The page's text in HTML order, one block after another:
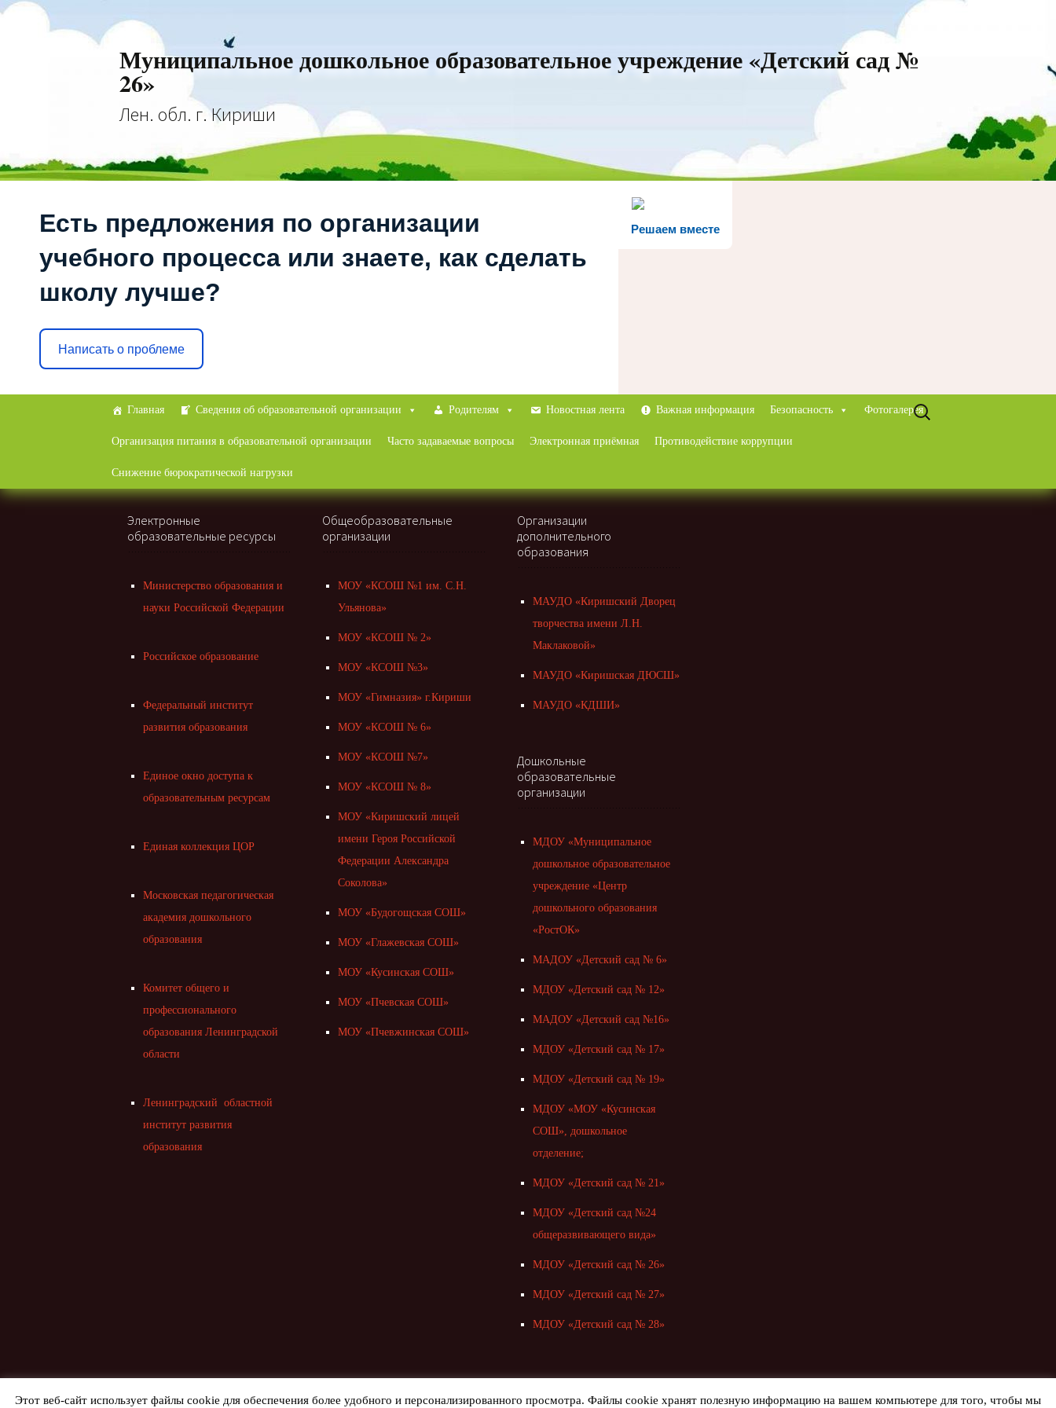
Муниципальное дошкольное образовательное учреждение «Детский сад №
26»
Лен. обл. г. Кириши
Решаем вместе
Есть предложения по организации
учебного процесса или знаете, как сделать
школу лучше?
Написать о проблеме
Перейти
Главная Сведения об образовательной организации Родителям Новостная лента Важная информация Безопасность Фотогалерея
Организация питания в образовательной организации Часто задаваемые вопросы Электронная приёмная Противодействие коррупции
Снижение бюрократической нагрузки
Найти:
Электронные
образовательные ресурсы
Министерство образования и
науки Российской Федерации
Российское образование
Федеральный институт
развития образования
Единое окно доступа к
образовательным ресурсам
Единая коллекция ЦОР
Московская педагогическая
академия дошкольного
образования
Комитет общего и
профессионального
образования Ленинградской
области
Ленинградский областной
институт развития
образования
Общеобразовательные
организации
МОУ «КСОШ №1 им. С.Н.
Ульянова»
МОУ «КСОШ № 2»
МОУ «КСОШ №3»
МОУ «Гимназия» г.Кириши
МОУ «КСОШ № 6»
МОУ «КСОШ №7»
МОУ «КСОШ № 8»
МОУ «Киришский лицей
имени Героя Российской
Федерации Александра
Соколова»
МОУ «Будогощская СОШ»
МОУ «Глажевская СОШ»
МОУ «Кусинская СОШ»
МОУ «Пчевская СОШ»
МОУ «Пчевжинская СОШ»
Организации
дополнительного
образования
МАУДО «Киришский Дворец
творчества имени Л.Н.
Маклаковой»
МАУДО «Киришская ДЮСШ»
МАУДО «КДШИ»
Дошкольные
образовательные
организации
МДОУ «Муниципальное
дошкольное образовательное
учреждение «Центр
дошкольного образования
«РостОК»
МАДОУ «Детский сад № 6»
МДОУ «Детский сад № 12»
МАДОУ «Детский сад №16»
МДОУ «Детский сад № 17»
МДОУ «Детский сад № 19»
МДОУ «МОУ «Кусинская
СОШ», дошкольное
отделение;
МДОУ «Детский сад № 21»
МДОУ «Детский сад №24
общеразвивающего вида»
МДОУ «Детский сад № 26»
МДОУ «Детский сад № 27»
МДОУ «Детский сад № 28»
Этот веб-сайт использует файлы cookie для обеспечения более удобного и персонализированного просмотра. Файлы cookie хранят полезную информацию на вашем компьютере для того, чтобы мы